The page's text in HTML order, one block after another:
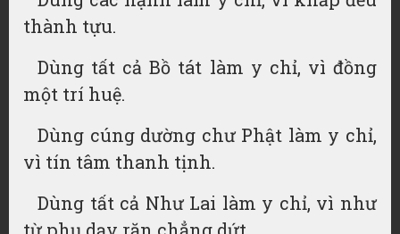
thành tựu.
Dùng tất cả Bồ tát làm y chỉ, vì đồng
một trí huệ.
Dùng cúng dường chư Phật làm y chỉ,
vì tín tâm thanh tịnh.
Dùng tất cả Như Lai làm y chỉ, vì như